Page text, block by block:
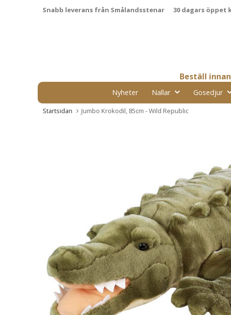
Snabb leverans från Smålandsstenar 30 dagars öppet
Beställ
Nyheter Nallar Gosedjur
Startsidan Jumbo Krokodil, 85cm - Wild Republic